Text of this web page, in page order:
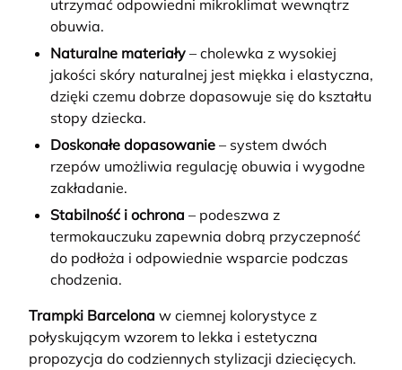
utrzymać odpowiedni mikroklimat wewnątrz
obuwia.
Naturalne materiały – cholewka z wysokiej
jakości skóry naturalnej jest miękka i elastyczna,
dzięki czemu dobrze dopasowuje się do kształtu
stopy dziecka.
Doskonałe dopasowanie – system dwóch
rzepów umożliwia regulację obuwia i wygodne
zakładanie.
Stabilność i ochrona – podeszwa z
termokauczuku zapewnia dobrą przyczepność
do podłoża i odpowiednie wsparcie podczas
chodzenia.
Trampki Barcelona w ciemnej kolorystyce z
połyskującym wzorem to lekka i estetyczna
propozycja do codziennych stylizacji dziecięcych.